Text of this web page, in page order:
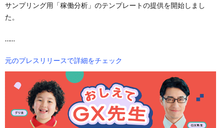
サンプリング用「稼働分析」のテンプレートの提供を開始しまし
た。
……
元のプレスリリースで詳細をチェック